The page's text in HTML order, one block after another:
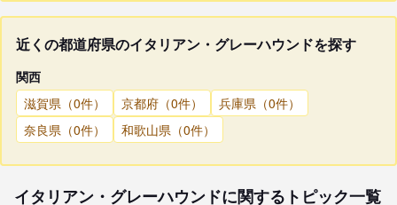
近くの都道府県のイタリアン・グレーハウンドを探す
関西
滋賀県（0件）
京都府（0件）
兵庫県（0件）
奈良県（0件）
和歌山県（0件）
イタリアン・グレーハウンドに関するトピック一覧